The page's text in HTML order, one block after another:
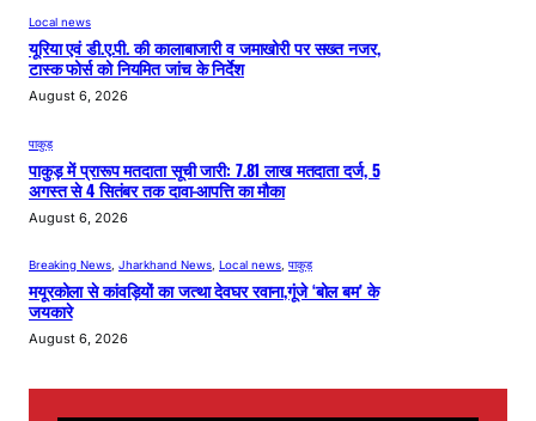
Local news
यूरिया एवं डी.ए.पी. की कालाबाजारी व जमाखोरी पर सख्त नजर,
टास्क फोर्स को नियमित जांच के निर्देश
August 6, 2026
पाकुड़
पाकुड़ में प्रारूप मतदाता सूची जारी: 7.81 लाख मतदाता दर्ज, 5
अगस्त से 4 सितंबर तक दावा-आपत्ति का मौका
August 6, 2026
Breaking News, Jharkhand News, Local news, पाकुड़
मयूरकोला से कांवड़ियों का जत्था देवघर रवाना,गूंजे ‘बोल बम’ के
जयकारे
August 6, 2026